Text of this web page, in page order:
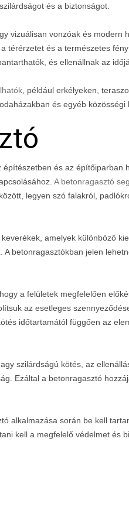
és a biztonságot.
vizuálisan vonzóak és modern
térérzetet és a természetes
és ellenállnak az
, például erkélyeken,
és egyéb közösségi
és az építőiparban
A betonragasztó
legyen szó falakról,
amelyek különböző
betonragasztókban jelen
a felületek megfelelően
az esetleges
időtartamától függően az
szilárdságú kötés, az
Ezáltal a betonragasztó
alkalmazása során be kell
kell a megfelelő védelmet és